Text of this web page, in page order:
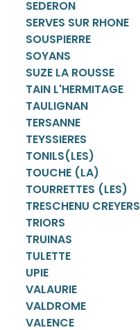
SEDERON
SERVES SUR RHONE
SOUSPIERRE
SOYANS
SUZE LA ROUSSE
TAIN L'HERMITAGE
TAULIGNAN
TERSANNE
TEYSSIERES
TONILS(LES)
TOUCHE (LA)
TOURRETTES (LES)
TRESCHENU CREYERS
TRIORS
TRUINAS
TULETTE
UPIE
VALAURIE
VALDROME
VALENCE